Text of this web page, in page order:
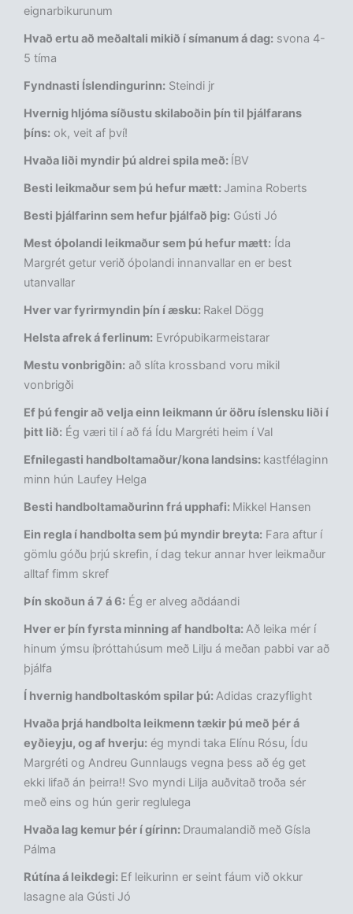
eignarbikurunum
Hvað ertu að meðaltali mikið í símanum á dag: svona 4-
5 tíma
Fyndnasti Íslendingurinn: Steindi jr
Hvernig hljóma síðustu skilaboðin þín til þjálfarans
þíns: ok, veit af því!
Hvaða liði myndir þú aldrei spila með: ÍBV
Besti leikmaður sem þú hefur mætt: Jamina Roberts
Besti þjálfarinn sem hefur þjálfað þig: Gústi Jó
Mest óþolandi leikmaður sem þú hefur mætt: Ída
Margrét getur verið óþolandi innanvallar en er best
utanvallar
Hver var fyrirmyndin þín í­ æsku: Rakel Dögg
Helsta afrek á ferlinum: Evrópubikarmeistarar
Mestu vonbrigðin: að slíta krossband voru mikil
vonbrigði
Ef þú fengir að velja einn leikmann úr öðru íslensku liði í
þitt lið: Ég væri til í að fá Ídu Margréti heim í Val
Efnilegasti handboltamaður/kona landsins: kastfélaginn
minn hún Laufey Helga
Besti handboltamaðurinn frá upphafi: Mikkel Hansen
Ein regla í handbolta sem þú myndir breyta: Fara aftur í
gömlu góðu þrjú skrefin, í dag tekur annar hver leikmaður
alltaf fimm skref
Þín skoðun á 7 á 6: Ég er alveg aðdáandi
Hver er þín fyrsta minning af handbolta:Að leika mér í
hinum ýmsu íþróttahúsum með Lilju á meðan pabbi var að
þjálfa
Í hvernig handboltaskóm spilar þú:Adidas crazyflight
Hvaða þrjá handbolta leikmenn tækir þú með þér á
eyðieyju, og af hverju: ég myndi taka Elínu Rósu, Ídu
Margréti og Andreu Gunnlaugs vegna þess að ég get
ekki lifað án þeirra!! Svo myndi Lilja auðvitað troða sér
með eins og hún gerir reglulega
Hvaða lag kemur þér í gírinn: Draumalandið með Gísla
Pálma
Rútína á leikdegi: Ef leikurinn er seint fáum við okkur
lasagne ala Gústi Jó